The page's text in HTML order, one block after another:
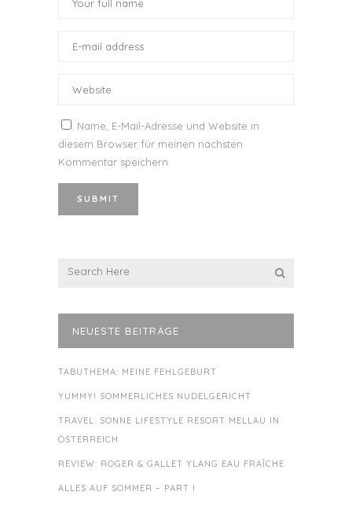
Name, E-Mail-Adresse und Website in
diesem Browser für meinen nächsten
Kommentar speichern.
NEUESTE BEITRÄGE
TABUTHEMA: MEINE FEHLGEBURT
YUMMY! SOMMERLICHES NUDELGERICHT
TRAVEL: SONNE LIFESTYLE RESORT MELLAU IN
ÖSTERREICH
REVIEW: ROGER & GALLET YLANG EAU FRAÎCHE
ALLES AUF SOMMER – PART I